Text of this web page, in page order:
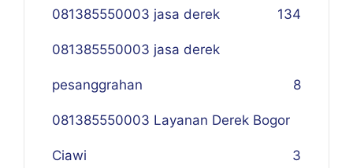
081385550003 jasa derek 134
081385550003 jasa derek
pesanggrahan 8
081385550003 Layanan Derek Bogor
Ciawi 3